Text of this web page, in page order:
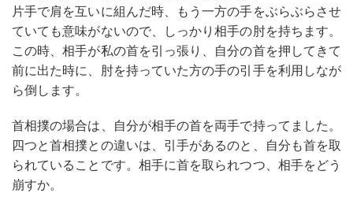
片手で肩を互いに組んだ時、もう一方の手をぶらぶらさせ
ていても意味がないので、しっかり相手の肘を持ちます。
この時、相手が私の首を引っ張り、自分の首を押してきて
前に出た時に、肘を持っていた方の手の引手を利用しなが
ら倒します。
首相撲の場合は、自分が相手の首を両手で持ってました。
四つと首相撲との違いは、引手があるのと、自分も首を取
られていることです。相手に首を取られつつ、相手をどう
崩すか。